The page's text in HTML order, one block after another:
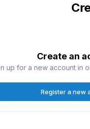
Create an
up for a new account in
Register a new